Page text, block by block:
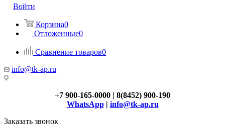
Войти
Корзина0
Отложенные0
Сравнение товаров0
info@tk-ap.ru
+7 900-165-0000 | 8(8452) 900-190
WhatsApp| info@tk-ap.ru
Заказать звонок